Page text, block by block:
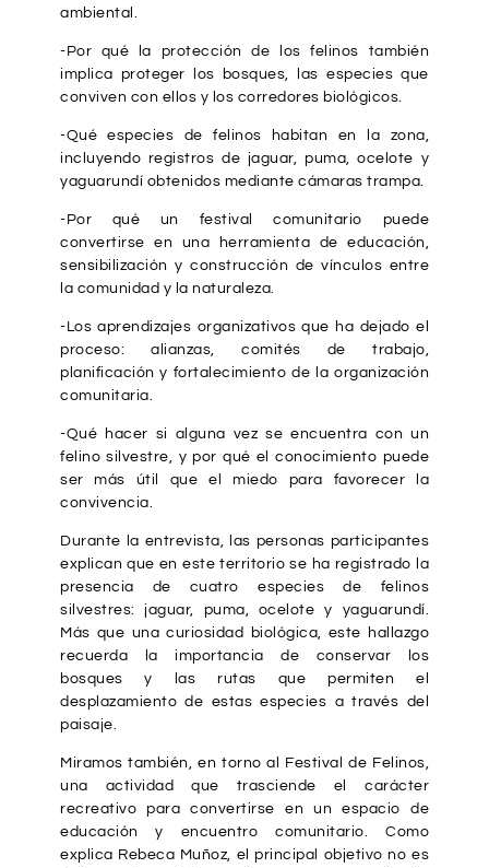
ambiental.
-Por qué la protección de los felinos también
implica proteger los bosques, las especies que
conviven con ellos y los corredores biológicos.
-Qué especies de felinos habitan en la zona,
incluyendo registros de jaguar, puma, ocelote y
yaguarundí obtenidos mediante cámaras trampa.
-Por qué un festival comunitario puede
convertirse en una herramienta de educación,
sensibilización y construcción de vínculos entre
la comunidad y la naturaleza.
-Los aprendizajes organizativos que ha dejado el
proceso: alianzas, comités de trabajo,
planificación y fortalecimiento de la organización
comunitaria.
-Qué hacer si alguna vez se encuentra con un
felino silvestre, y por qué el conocimiento puede
ser más útil que el miedo para favorecer la
convivencia.
Durante la entrevista, las personas participantes
explican que en este territorio se ha registrado la
presencia de cuatro especies de felinos
silvestres: jaguar, puma, ocelote y yaguarundí.
Más que una curiosidad biológica, este hallazgo
recuerda la importancia de conservar los
bosques y las rutas que permiten el
desplazamiento de estas especies a través del
paisaje.
Miramos también, en torno al Festival de Felinos,
una actividad que trasciende el carácter
recreativo para convertirse en un espacio de
educación y encuentro comunitario. Como
explica Rebeca Muñoz, el principal objetivo no es